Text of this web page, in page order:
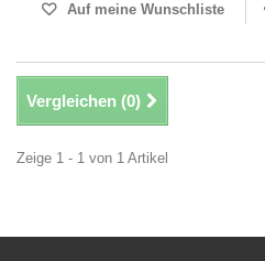
Auf meine Wunschliste
Vergleichen (0)
Zeige 1 - 1 von 1 Artikel